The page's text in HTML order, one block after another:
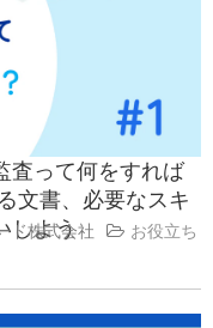
って何をすれば
文書、必要なスキ
しよう
ド株式会社
お役立ち